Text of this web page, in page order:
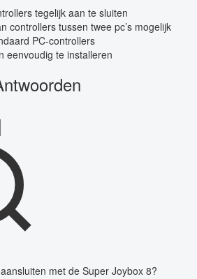
tegelijk aan te sluiten
controllers tussen twee pc’s mogelijk
PC-controllers
eenvoudig te installeren
met de Super Joybox 8?